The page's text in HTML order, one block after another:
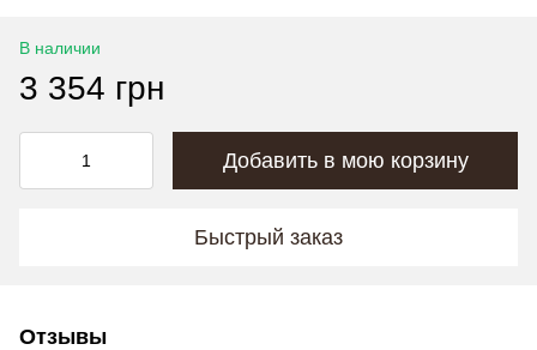
В наличии
3 354 грн
Добавить в мою корзину
Быстрый заказ
Отзывы